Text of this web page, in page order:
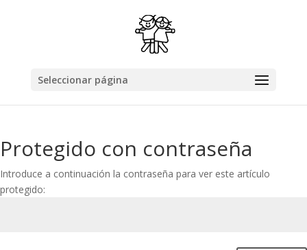
Seleccionar página
Protegido con contraseña
Introduce a continuación la contraseña para ver este artículo
protegido: